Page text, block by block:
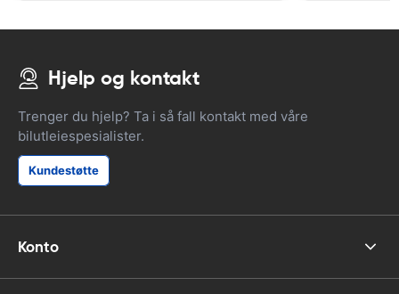
Hjelp og kontakt
Trenger du hjelp? Ta i så fall kontakt med våre
bilutleiespesialister.
Kundestøtte
Konto